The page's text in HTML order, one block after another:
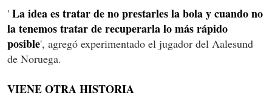
' La idea es tratar de no prestarles la bola y cuando no
la tenemos tratar de recuperarla lo más rápido
posible', agregó experimentado el jugador del Aalesund
de Noruega.
VIENE OTRA HISTORIA